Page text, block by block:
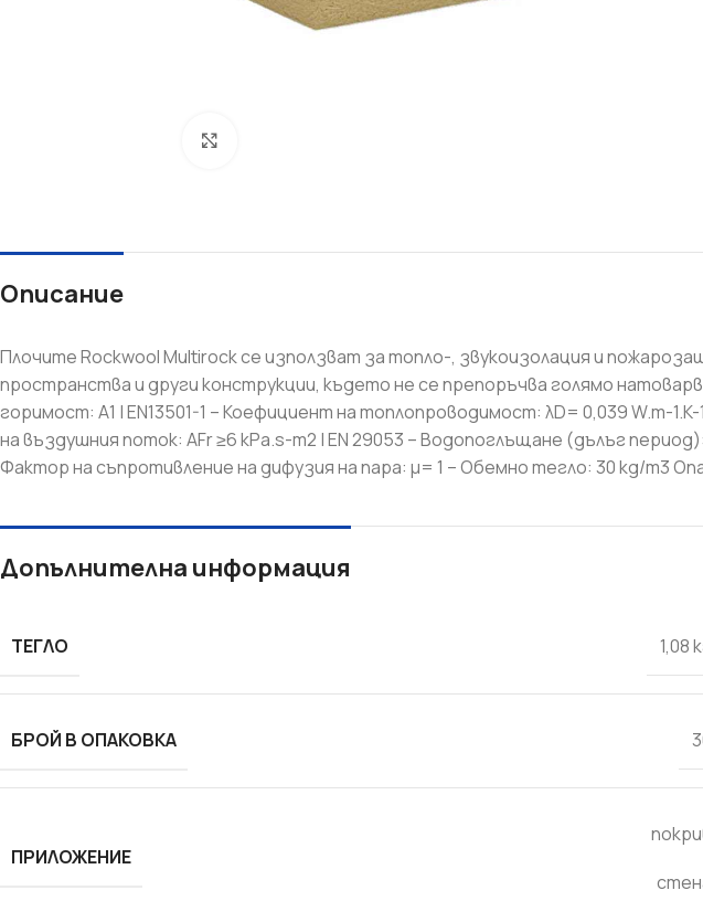
Гипсокартон
Лайсни ъгли и мрежи
Лайсни
Грундове и
Препарати и
Шпакловки - смеси
Описание
Плочите Rockwool Multirock се използват за топло-, звукоизолация и
пространства и други конструкции, където не се препоръчва голямо
горимост: A1 | EN13501-1 – Коефициент на топлопроводимост: λD= 0,039 W.m-
на въздушния поток: AFr ≥6 kPa.s-m2 | EN 29053 – Водопоглъщане (дълъг
Фактор на съпротивление на дифузия на пара: μ= 1 – Обемно тегло: 30 kg/m3
Допълнителна информация
ТЕГЛО 1,08
БРОЙ В ОПАКОВКА
ПРИЛОЖЕНИЕ